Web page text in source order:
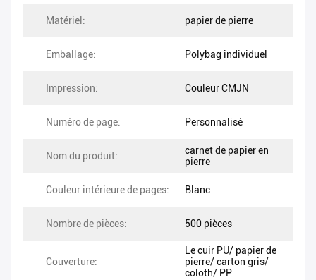
Matériel: papier de pierre
Emballage: Polybag individuel
Impression: Couleur CMJN
Numéro de page: Personnalisé
Nom du produit:
carnet de papier en
pierre
Couleur intérieure de pages: Blanc
Nombre de pièces: 500 pièces
Couverture:
Le cuir PU/ papier de
pierre/ carton gris/
coloth/ PP